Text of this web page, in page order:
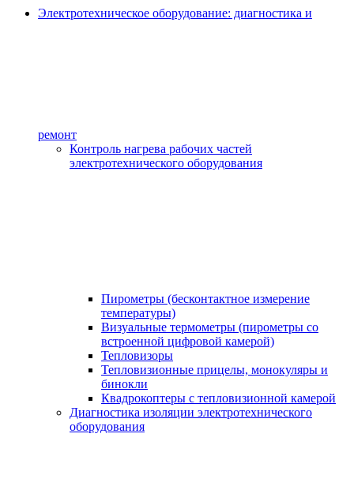
Электротехническое оборудование: диагностика и
ремонт
Контроль нагрева рабочих частей
электротехнического оборудования
Пирометры (бесконтактное измерение
температуры)
Визуальные термометры (пирометры со
встроенной цифровой камерой)
Тепловизоры
Тепловизионные прицелы, монокуляры и
бинокли
Квадрокоптеры с тепловизионной камерой
Диагностика изоляции электротехнического
оборудования